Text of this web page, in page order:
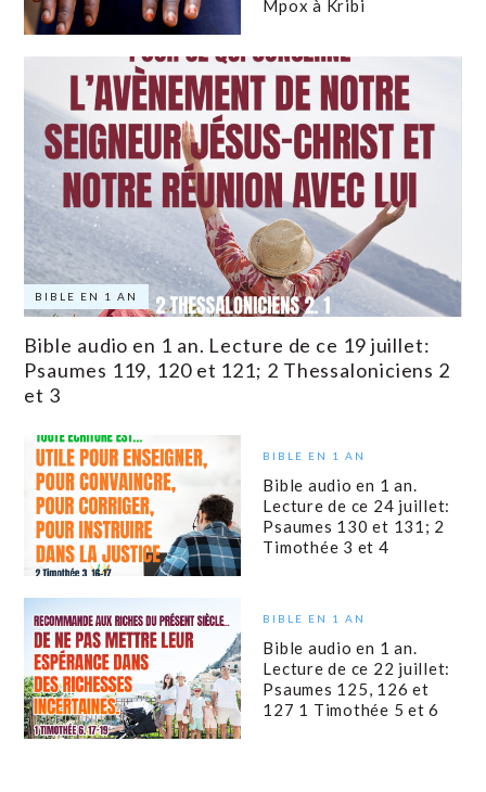
Mpox à Kribi
BIBLE EN 1 AN
Bible audio en 1 an. Lecture de ce 19 juillet:
Psaumes 119, 120 et 121; 2 Thessaloniciens 2
et 3
BIBLE EN 1 AN
Bible audio en 1 an.
Lecture de ce 24 juillet:
Psaumes 130 et 131; 2
Timothée 3 et 4
BIBLE EN 1 AN
Bible audio en 1 an.
Lecture de ce 22 juillet:
Psaumes 125, 126 et
127 1 Timothée 5 et 6